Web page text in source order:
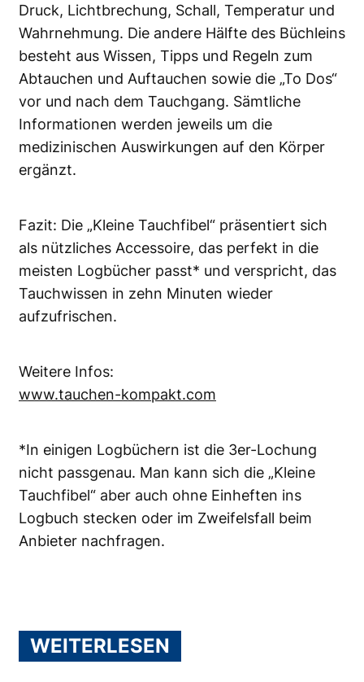
Druck, Lichtbrechung, Schall, Temperatur und
Wahrnehmung. Die andere Hälfte des Büchleins
besteht aus Wissen, Tipps und Regeln zum
Abtauchen und Auftauchen sowie die „To Dos“
vor und nach dem Tauchgang. Sämtliche
Informationen werden jeweils um die
medizinischen Auswirkungen auf den Körper
ergänzt.
Fazit: Die „Kleine Tauchfibel“ präsentiert sich
als nützliches Accessoire, das perfekt in die
meisten Logbücher passt* und verspricht, das
Tauchwissen in zehn Minuten wieder
aufzufrischen.
Weitere Infos:
www.tauchen-kompakt.com
*In einigen Logbüchern ist die 3er-Lochung
nicht passgenau. Man kann sich die „Kleine
Tauchfibel“ aber auch ohne Einheften ins
Logbuch stecken oder im Zweifelsfall beim
Anbieter nachfragen.
WEITERLESEN